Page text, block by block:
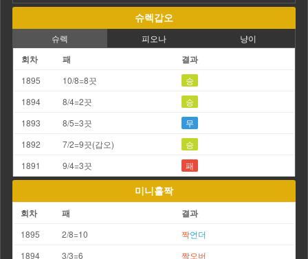
슈렉갑오
슈렉 피오나 냥이
회차 패 결과
1895 10/8=8끗
승
1894
8/4=2끗
승
1893
8/5=3끗
무
1892
7/2=9끗(갑오)
승
1891
9/4=3끗 패
미니홀짝
회차 패 결과
1895 2/8=10 짝언더
1894
3/3=6 짝오버